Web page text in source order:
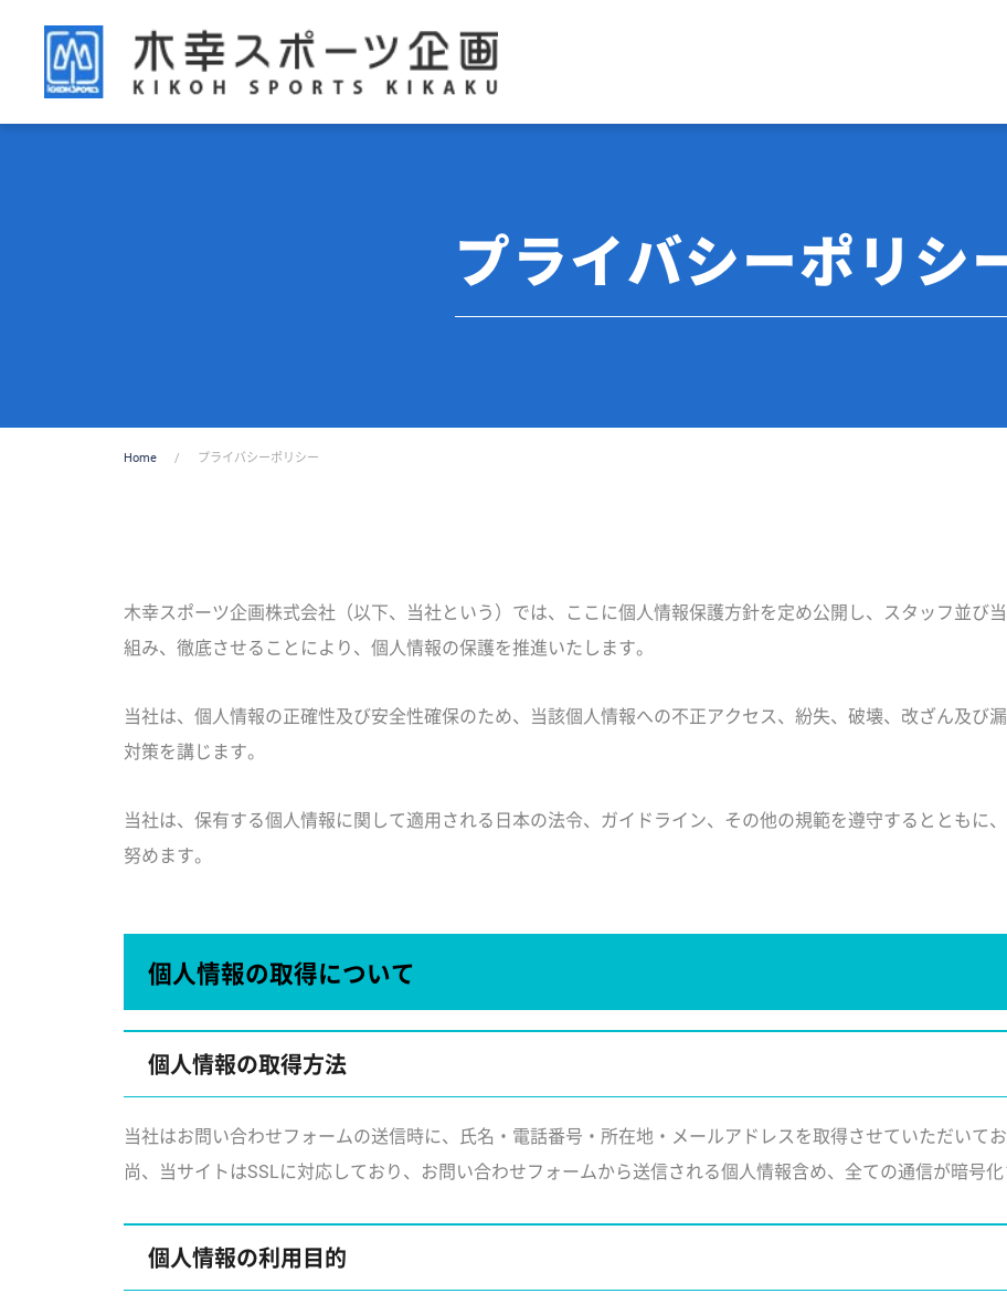
プライバシーポリシ
Home プライバシーポリシー
木幸スポーツ企画株式会社（以下、当社という）では、ここに個人情報保護方針を定め公開し、スタッフ並び
組み、徹底させることにより、個人情報の保護を推進いたします。
当社は、個人情報の正確性及び安全性確保のため、当該個人情報への不正アクセス、紛失、破壊、改ざん及び
対策を講じます。
当社は、保有する個人情報に関して適用される日本の法令、ガイドライン、その他の規範を遵守するとともに
努めます。
個人情報の取得について
個人情報の取得方法
当社はお問い合わせフォームの送信時に、氏名・電話番号・所在地・メールアドレスを取得させていただいてお
尚、当サイトはSSLに対応しており、お問い合わせフォームから送信される個人情報含め、全ての通信が暗号化
個人情報の利用目的